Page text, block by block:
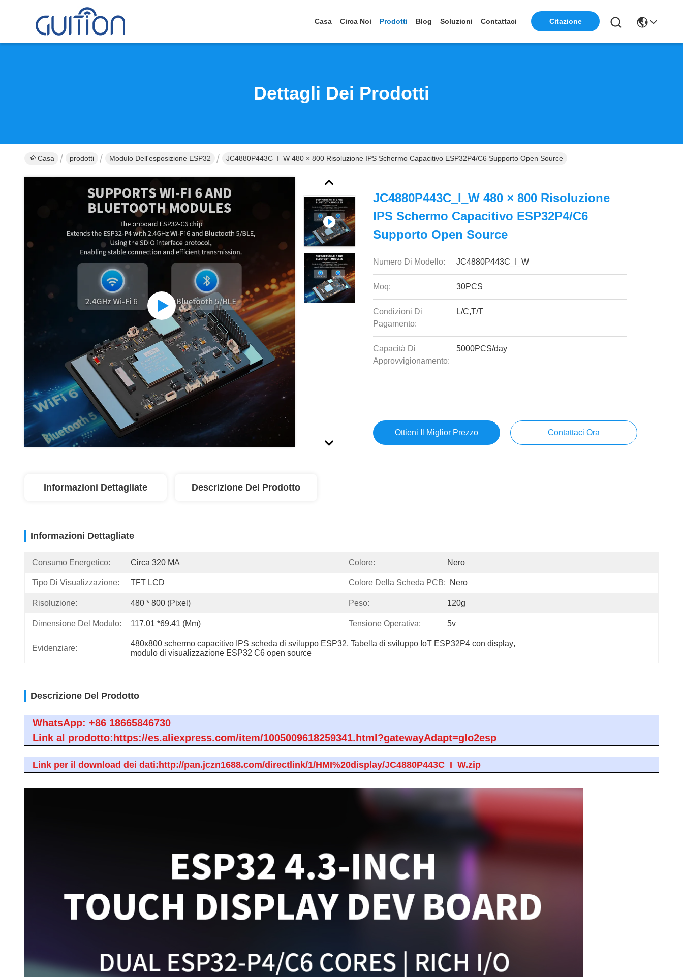
Casa Circa Noi Prodotti Blog Soluzioni Contattaci Citazione
Dettagli Dei Prodotti
Casa prodotti Modulo Dell'esposizione ESP32 JC4880P443C_I_W 480 × 800 Risoluzione IPS Schermo Capacitivo ESP32P4/C6 Supporto Open Source
JC4880P443C_I_W 480 × 800 Risoluzione
IPS Schermo Capacitivo ESP32P4/C6
Supporto Open Source
Numero Di Modello: JC4880P443C_I_W
Moq: 30PCS
Condizioni Di
Pagamento:
L/C,T/T
Capacità Di
Approvvigionamento:
5000PCS/day
Ottieni Il Miglior Prezzo Contattaci Ora
Informazioni Dettagliate Descrizione Del Prodotto
Informazioni Dettagliate
Consumo Energetico: Circa 320 MA Colore: Nero
Tipo Di Visualizzazione: TFT LCD Colore Della Scheda PCB: Nero
Risoluzione: 480 * 800 (pixel) Peso: 120g
Dimensione Del Modulo: 117.01 *69.41 (mm) Tensione Operativa: 5v
Evidenziare:
480x800 schermo capacitivo IPS scheda di sviluppo ESP32, Tabella di sviluppo IoT ESP32P4 con display,
modulo di visualizzazione ESP32 C6 open source
Descrizione Del Prodotto
WhatsApp: +86 18665846730
Link al prodotto:https://es.aliexpress.com/item/1005009618259341.html?gatewayAdapt=glo2esp
Link per il download dei dati:http://pan.jczn1688.com/directlink/1/HMI%20display/JC4880P443C_I_W.zip